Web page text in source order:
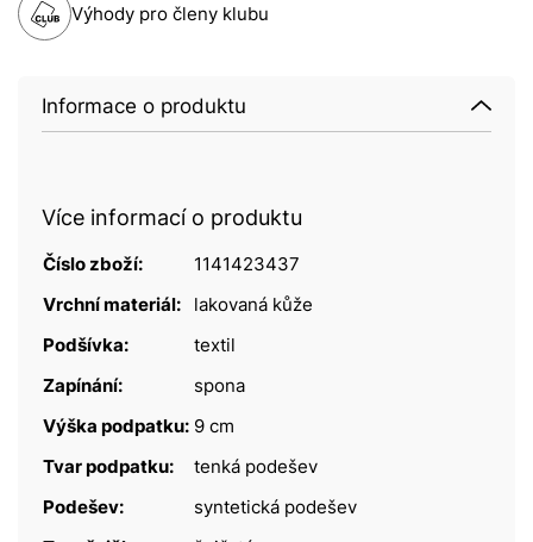
Výhody pro členy klubu
Informace o produktu
Více informací o produktu
Číslo zboží:
1141423437
Vrchní materiál:
lakovaná kůže
Podšívka:
textil
Zapínání:
spona
Výška podpatku: 9 cm
Tvar podpatku:
tenká podešev
Podešev:
syntetická podešev